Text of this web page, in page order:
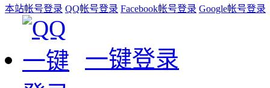
本站帐号登录 QQ帐号登录 Facebook帐号登录 Google帐号登录
一键登录